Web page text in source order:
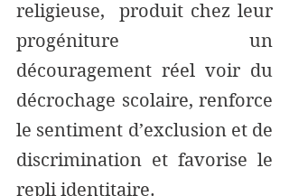
religieuse,  produit chez leur
progéniture un
découragement réel voir du
décrochage scolaire, renforce
le sentiment d’exclusion et de
discrimination et favorise le
repli identitaire.